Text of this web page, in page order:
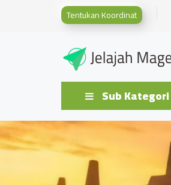
Tentukan Koordinat
Sub Kategori